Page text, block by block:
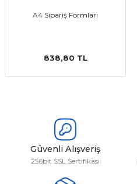
A4 Sipariş Formları
838,80 TL
Güvenli Alışveriş
256bit SSL Sertifikası